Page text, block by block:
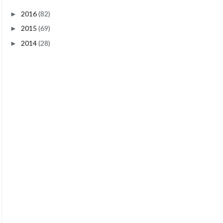
► 2016(82)
► 2015 (69)
► 2014(28)